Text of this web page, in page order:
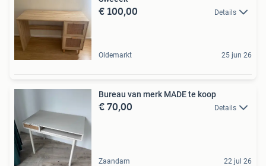
€ 100,00 Details
Oldemarkt 25 jun 26
Bureau van merk MADE te koop
€ 70,00 Details
Zaandam 22 jul 26